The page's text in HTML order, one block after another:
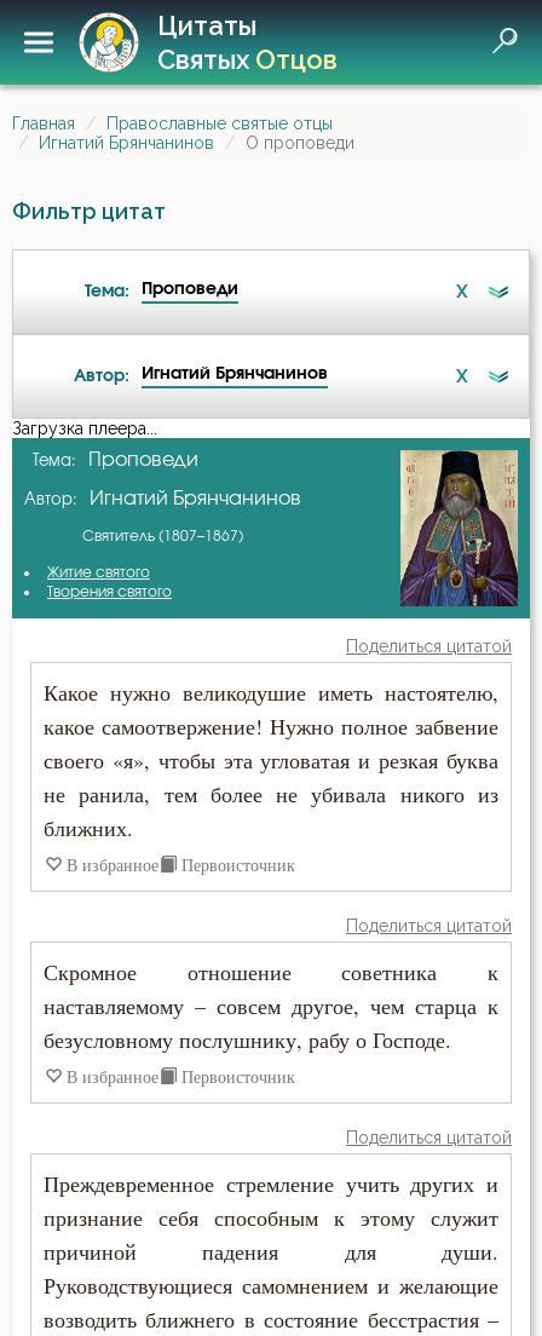
Цитаты
СвятыхОтцов
Главная
Православные святые отцы
Игнатий Брянчанинов
О проповеди
Фильтр цитат
Тема: Проповеди X
Ад
Антихрист
Атеизм
Безмолвие
Бесстрастие
Бесы
Благодарность
Благодать
Ближний
Бог
Богопознание
Автор: Игнатий Брянчанинов X
А-я
Авва Исайя (Скитский)
Василий Великий
Григорий Богослов
Григорий Великий (Двоеслов)
Григорий Нисский
Григорий Синаит
Диадох
Димитрий Ростовский
Ефрем Сирин
Игнатий Антиохийский
Игнатий Брянчанинов
Иоанн Златоуст
Иоанн Лествичник
Исидор Пелусиот
Загрузка плеера...
Тема: Проповеди
Автор: Игнатий Брянчанинов
Святитель (1807–1867)
Житие святого
Творения святого
Поделиться цитатой
Какое нужно великодушие иметь настоятелю,
какое самоотвержение! Нужно полное забвение
своего «я», чтобы эта угловатая и резкая буква
не ранила, тем более не убивала никого из
ближних.
В избранное Первоисточник
Поделиться цитатой
Скромное отношение советника к
наставляемому – совсем другое, чем старца к
безусловному послушнику, рабу о Господе.
В избранное Первоисточник
Поделиться цитатой
Преждевременное стремление учить других и
признание себя способным к этому служит
причиной падения для души.
Руководствующиеся самомнением и желающие
возводить ближнего в состояние бесстрастия –